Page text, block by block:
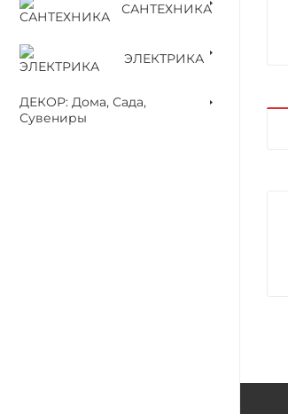
САНТЕХНИКА
ЭЛЕКТРИКА
ДЕКОР: Дома, Сада,
Сувениры